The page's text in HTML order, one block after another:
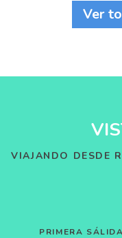
Ver
VIAJANDO DESDE
PRIMERA SÁLIDA